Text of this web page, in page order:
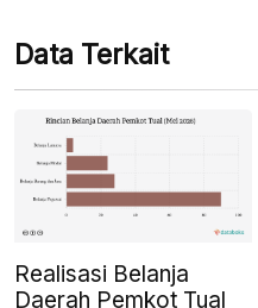
Data Terkait
Realisasi Belanja
Daerah Pemkot Tual